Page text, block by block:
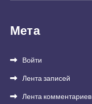
Мета
Войти
Лента записей
Лента комментариев